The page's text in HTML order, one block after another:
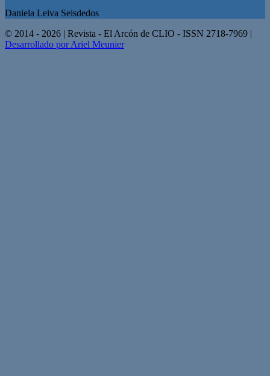
Daniela Leiva Seisdedos
© 2014 - 2026 | Revista - El Arcón de CLIO - ISSN 2718-7969 |
Desarrollado por Ariel Meunier